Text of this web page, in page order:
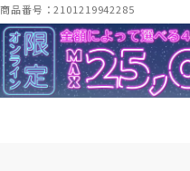
商品番号：2101219942285